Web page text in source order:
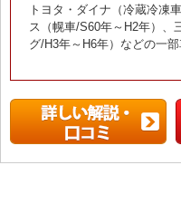
トヨタ・ダイナ（冷蔵冷凍
ス（幌車/S60年～H2年）、
グ/H3年～H6年）などの一